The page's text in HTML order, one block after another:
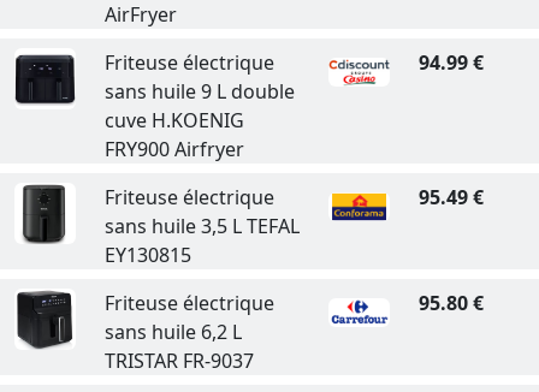
AirFryer
Friteuse électrique
sans huile 9 L double
cuve H.KOENIG
FRY900 Airfryer
94.99 €
Friteuse électrique
sans huile 3,5 L TEFAL
EY130815
95.49 €
Friteuse électrique
sans huile 6,2 L
TRISTAR FR-9037
95.80 €